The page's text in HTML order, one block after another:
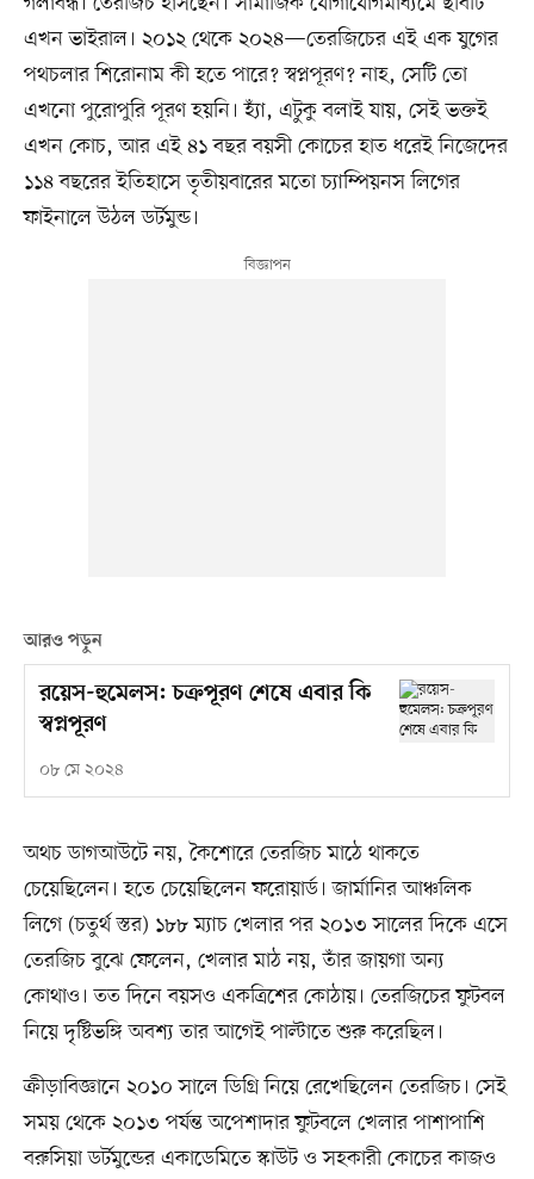
এখন ভাইরাল। ২০১২ থেকে ২০২৪—তেরজিচের এই এক যুগের
পথচলার শিরোনাম কী হতে পারে? স্বপ্নপূরণ? নাহ, সেটি তো
এখনো পুরোপুরি পূরণ হয়নি। হ্যাঁ, এটুকু বলাই যায়, সেই ভক্তই
এখন কোচ, আর এই ৪১ বছর বয়সী কোচের হাত ধরেই নিজেদের
১১৪ বছরের ইতিহাসে তৃতীয়বারের মতো চ্যাম্পিয়নস লিগের
ফাইনালে উঠল ডর্টমুন্ড।
আরও পড়ুন
রয়েস-হুমেলস: চক্রপূরণ শেষে এবার কি
স্বপ্নপূরণ
০৮ মে ২০২৪
অথচ ডাগআউটে নয়, কৈশোরে তেরজিচ মাঠে থাকতে
চেয়েছিলেন। হতে চেয়েছিলেন ফরোয়ার্ড। জার্মানির আঞ্চলিক
লিগে (চতুর্থ স্তর) ১৮৮ ম্যাচ খেলার পর ২০১৩ সালের দিকে এসে
তেরজিচ বুঝে ফেলেন, খেলার মাঠ নয়, তাঁর জায়গা অন্য
কোথাও। তত দিনে বয়সও একত্রিশের কোঠায়। তেরজিচের ফুটবল
নিয়ে দৃষ্টিভঙ্গি অবশ্য তার আগেই পাল্টাতে শুরু করেছিল।
ক্রীড়াবিজ্ঞানে ২০১০ সালে ডিগ্রি নিয়ে রেখেছিলেন তেরজিচ। সেই
সময় থেকে ২০১৩ পর্যন্ত অপেশাদার ফুটবলে খেলার পাশাপাশি
বরুসিয়া ডর্টমুন্ডের একাডেমিতে স্কাউট ও সহকারী কোচের কাজও